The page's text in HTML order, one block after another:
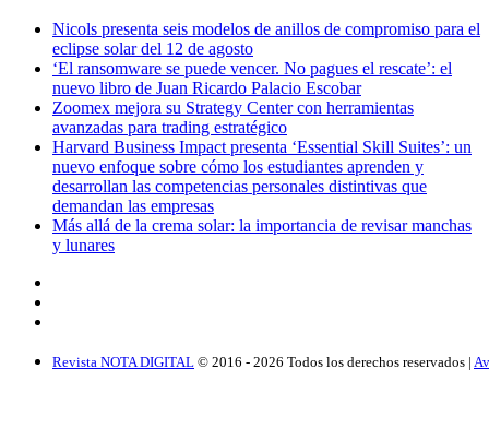
Nicols presenta seis modelos de anillos de compromiso para el
eclipse solar del 12 de agosto
‘El ransomware se puede vencer. No pagues el rescate’: el
nuevo libro de Juan Ricardo Palacio Escobar
Zoomex mejora su Strategy Center con herramientas
avanzadas para trading estratégico
Harvard Business Impact presenta ‘Essential Skill Suites’: un
nuevo enfoque sobre cómo los estudiantes aprenden y
desarrollan las competencias personales distintivas que
demandan las empresas
Más allá de la crema solar: la importancia de revisar manchas
y lunares
Revista NOTA DIGITAL © 2016 - 2026 Todos los derechos reservados |